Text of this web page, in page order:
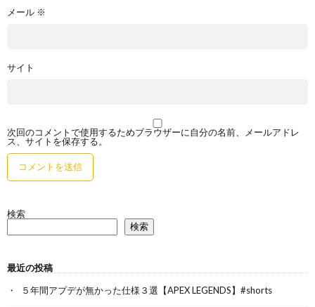
メール ※
サイト
次回のコメントで使用するためブラウザーに自分の名前、メールアドレ
ス、サイトを保存する。
検索
検索
最近の投稿
５年間アプデが無かった仕様３選【APEX LEGENDS】#shorts